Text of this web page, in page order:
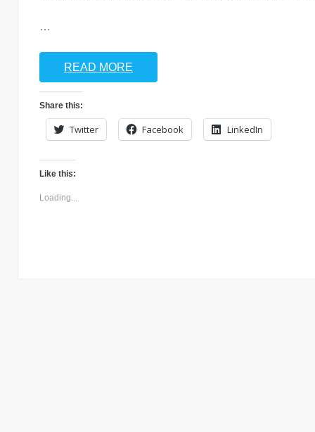
…
READ MORE
Share this:
Twitter Facebook LinkedIn
Like this:
Loading...